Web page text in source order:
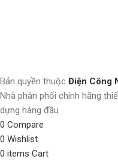
Bản quyền thuộc Điện Công
Nhà phân phối chính hãng
dựng hàng đầu
0 Compare
0 Wishlist
0 items Cart